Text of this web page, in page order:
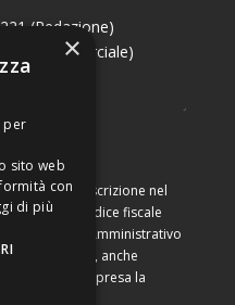
(Redazione)
(Commerciale)
– Numero di iscrizione nel
Iva e codice fiscale
Economico Amministrativo
riproduzione, anche
mezzo, compresa la
×
per
sito web
con
di più